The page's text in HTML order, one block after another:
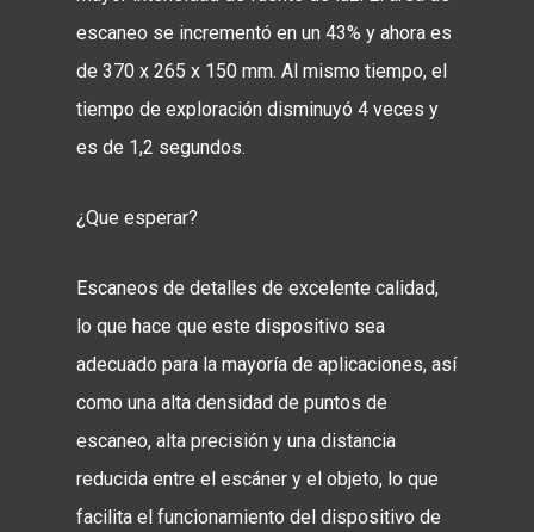
escaneo se incrementó en un 43% y ahora es
de 370 x 265 x 150 mm. Al mismo tiempo, el
tiempo de exploración disminuyó 4 veces y
es de 1,2 segundos.
¿Que esperar?
Escaneos de detalles de excelente calidad,
lo que hace que este dispositivo sea
adecuado para la mayoría de aplicaciones, así
como una alta densidad de puntos de
escaneo, alta precisión y una distancia
reducida entre el escáner y el objeto, lo que
facilita el funcionamiento del dispositivo de